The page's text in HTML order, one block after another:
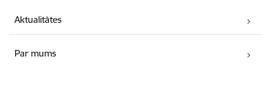
Aktualitātes
Par mums